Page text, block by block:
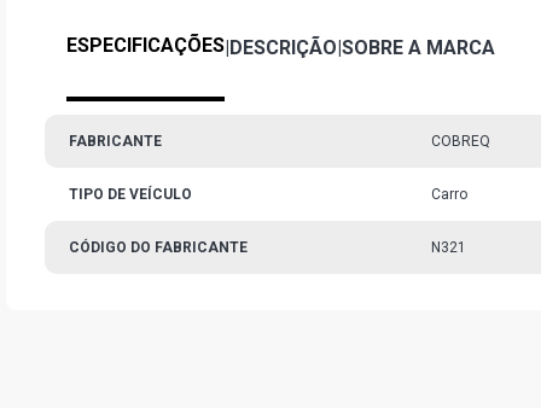
ESPECIFICAÇÕES|DESCRIÇÃO|SOBRE A MARCA
FABRICANTE COBREQ
TIPO DE VEÍCULO Carro
CÓDIGO DO FABRICANTE N321